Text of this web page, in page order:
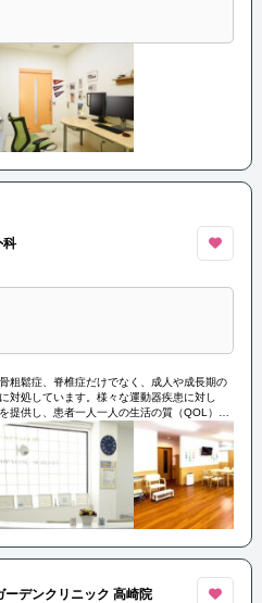
科
粗鬆症、脊椎症だけでなく、成人や成長期の
対処しています。様々な運動器疾患に対し
提供し、患者一人一人の生活の質（QOL）向
ーデンクリニック 高崎院